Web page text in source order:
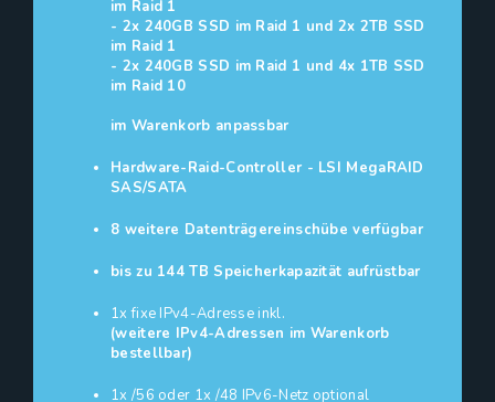
im Raid 1
- 2x 240GB SSD im Raid 1 und 2x 2TB SSD
im Raid 1
- 2x 240GB SSD im Raid 1 und 4x 1TB SSD
im Raid 10
im Warenkorb anpassbar
Hardware-Raid-Controller - LSI MegaRAID
SAS/SATA
8 weitere Datenträgereinschübe verfügbar
bis zu 144 TB Speicherkapazität aufrüstbar
1x fixe IPv4-Adresse inkl.
(weitere IPv4-Adressen im Warenkorb
bestellbar)
1x /56 oder 1x /48 IPv6-Netz optional